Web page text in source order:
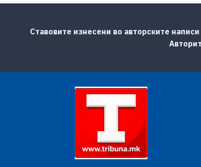
Ставовите изнесени во авторските